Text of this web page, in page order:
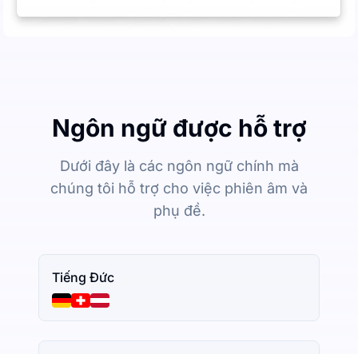
Ngôn ngữ được hỗ trợ
Dưới đây là các ngôn ngữ chính mà
chúng tôi hỗ trợ cho việc phiên âm và
phụ đề.
Tiếng Đức